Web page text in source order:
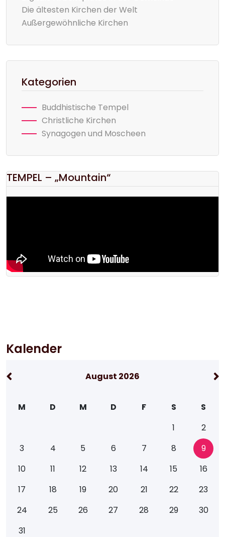
Die ältesten Kirchen der Welt
Außergewöhnliche Kirchen
Kategorien
Buddhistische Tempel
Christliche Kirchen
Synagogen und Moscheen
TEMPEL – „Mountain“
Kalender
August 2026
M D M D F S
S
1
2
3
4 5 6 7 8
9
10
11 12 13 14 15
16
17
18 19 20 21 22
23
24
25 26 27 28 29
30
31